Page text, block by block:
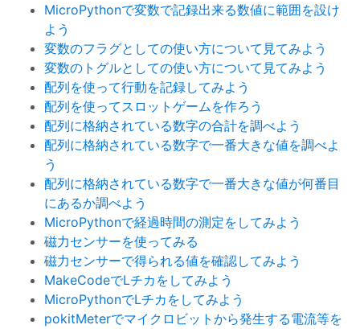
MicroPythonで変数で記録出来る数値に範囲を設け
よう
変数のフラグとしての使い方について見てみよう
変数のトグルとしての使い方について見てみよう
配列を使って行動を記録してみよう
配列を使ってスロットゲームを作ろう
配列に格納されている数字の合計を調べよう
配列に格納されている数字で一番大きな値を調べよ
う
配列に格納されている数字で一番大きな値が何番目
にあるか調べよう
MicroPythonで経過時間の測定をしてみよう
磁力センサーを使ってみる
磁力センサーで得られる値を確認してみよう
MakeCodeでLチカをしてみよう
MicroPythonでLチカをしてみよう
pokitMeterでマイクロビットから発生する電流等を